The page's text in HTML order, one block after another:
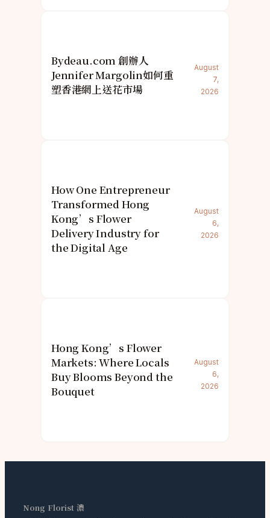
Bydeau.com 創辦人
Jennifer Margolin如何重
塑香港網上送花市場
August
7,
2026
How One Entrepreneur
Transformed Hong
Kong’s Flower
Delivery Industry for
the Digital Age
August
6,
2026
Hong Kong’s Flower
Markets: Where Locals
Buy Blooms Beyond the
Bouquet
August
6,
2026
Nong Florist 濃